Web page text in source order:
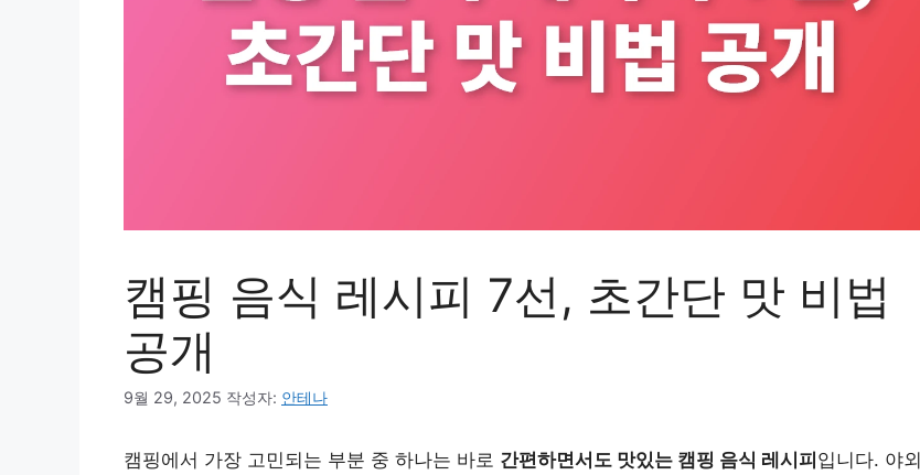
캠핑 음식 레시피 7선, 초간단 맛 비법
공개
9월 29, 2025 작성자: 안테나
캠핑에서 가장 고민되는 부분 중 하나는 바로 간편하면서도 맛있는 캠핑 음식 레시피 입니다. 야외